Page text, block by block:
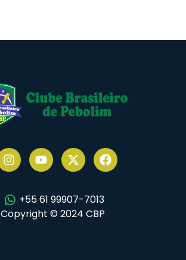
+55 61 99907-7013
Copyright © 2024 CBP